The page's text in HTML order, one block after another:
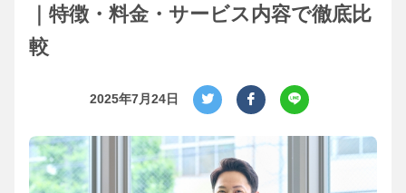
｜特徴・料金・サービス内容で徹底比
較
2025年7月24日